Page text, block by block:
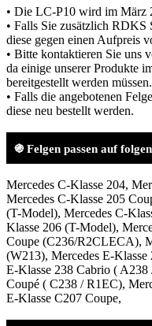
• Die LC-P10 wird im März
• Falls Sie zusätzlich RDKS
diese gegen einen Aufpreis
• Bitte kontaktieren Sie uns
da einige unserer Produkte
bereitgestellt werden müssen.
• Falls die angebotenen
diese neu bestellt werden.
֍ Felgen passen auf
Mercedes C-Klasse 204,
Mercedes C-Klasse 205
(T-Model), Mercedes C-
Klasse 206 (T-Model),
Coupe (C236/R2CLECA),
(W213), Mercedes E-
E-Klasse 238 Cabrio (
Coupé ( C238 / R1EC),
E-Klasse C207 Coupe,